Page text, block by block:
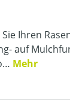
Ihren
auf
Mehr